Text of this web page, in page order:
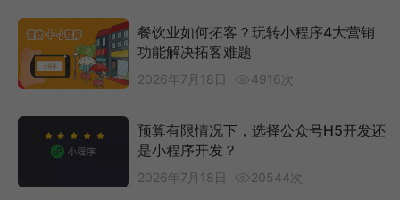
餐饮业如何拓客？玩转小程序4大营销
功能解决拓客难题
2026年7月18日 4916次
预算有限情况下，选择公众号H5开发还
是小程序开发？
2026年7月18日 20544次